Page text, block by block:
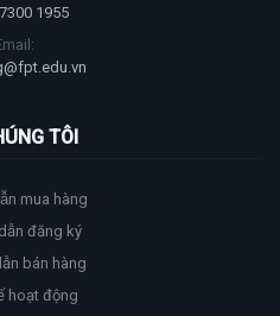
1955
TÔI
mua hàng
đăng ký
bán hàng
hoạt động